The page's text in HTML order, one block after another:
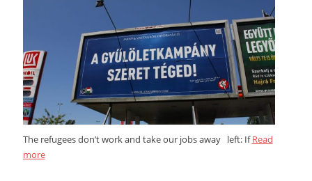
The refugees don’t work and take our jobs away left: IfRead
more